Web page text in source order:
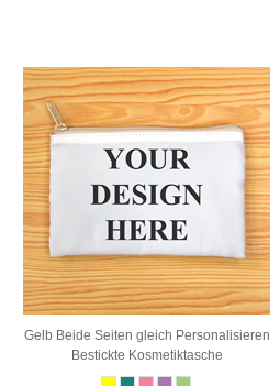
Gelb Beide Seiten gleich Personalisieren
Bestickte Kosmetiktasche